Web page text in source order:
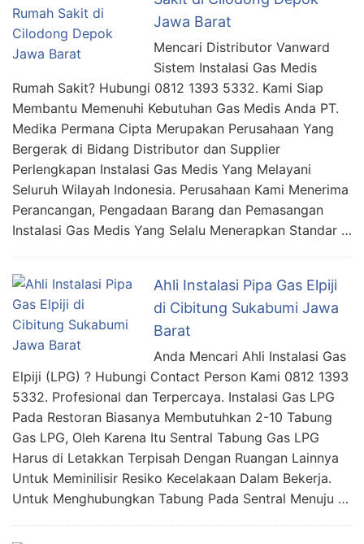
Jawa Barat
Mencari Distributor Vanward
Sistem Instalasi Gas Medis
Rumah Sakit? Hubungi 0812 1393 5332. Kami Siap
Membantu Memenuhi Kebutuhan Gas Medis Anda PT.
Medika Permana Cipta Merupakan Perusahaan Yang
Bergerak di Bidang Distributor dan Supplier
Perlengkapan Instalasi Gas Medis Yang Melayani
Seluruh Wilayah Indonesia. Perusahaan Kami Menerima
Perancangan, Pengadaan Barang dan Pemasangan
Instalasi Gas Medis Yang Selalu Menerapkan Standar …
Ahli Instalasi Pipa Gas Elpiji
di Cibitung Sukabumi Jawa
Barat
Anda Mencari Ahli Instalasi Gas
Elpiji (LPG) ? Hubungi Contact Person Kami 0812 1393
5332. Profesional dan Terpercaya. Instalasi Gas LPG
Pada Restoran Biasanya Membutuhkan 2-10 Tabung
Gas LPG, Oleh Karena Itu Sentral Tabung Gas LPG
Harus di Letakkan Terpisah Dengan Ruangan Lainnya
Untuk Meminilisir Resiko Kecelakaan Dalam Bekerja.
Untuk Menghubungkan Tabung Pada Sentral Menuju …